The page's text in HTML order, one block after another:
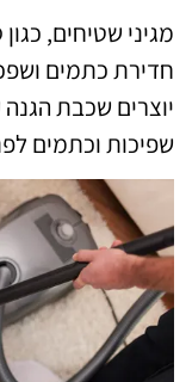
מגיני שטיחים,
חדירת כתמים
יוצרים שכבת
שפיכות וכתמים